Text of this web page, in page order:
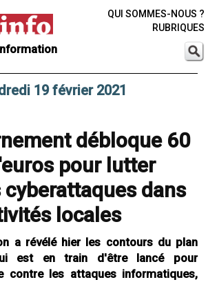
QUI SOMMES-NOUS ?
RUBRIQUES
19 février 2021
débloque 60
pour lutter
dans
locales
a révélé hier les contours du plan
est en train d'être lancé pour
contre les attaques informatiques,